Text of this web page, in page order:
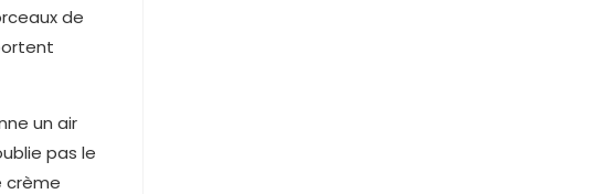
de
un air
pas le
crème